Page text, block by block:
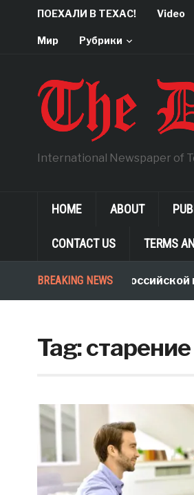
ПОЕХАЛИ В ТЕХАС! Video
Мир Рубрики
International Newspaper of
HOME ABOUT
CONTACT US TERMS
BREAKING NEWS
Неологизмы Российской войны
Tag:старение